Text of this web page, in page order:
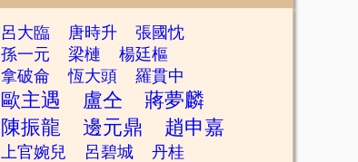
呂大臨 唐時升
張國忱
孫一元
梁槤
楊廷樞
拿破侖
恆大頭 羅貫中
歐主遇 盧仝
蔣夢麟
陳振龍
邊元鼎 趙申嘉
上官婉兒 呂碧城
丹桂